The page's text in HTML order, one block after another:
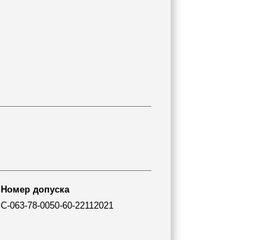
Номер допуска
С-063-78-0050-60-22112021